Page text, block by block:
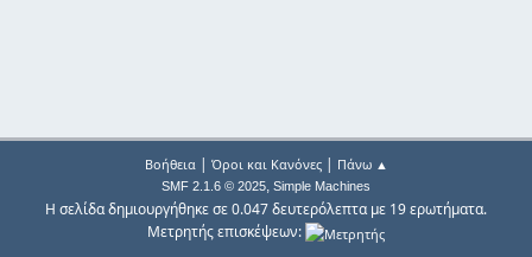
Βοήθεια| Όροι και Κανόνες| Πάνω ▲
SMF 2.1.6 © 2025, Simple Machines
Η σελίδα δημιουργήθηκε σε 0.047 δευτερόλεπτα με 19 ερωτήματα.
Μετρητής επισκέψεων: